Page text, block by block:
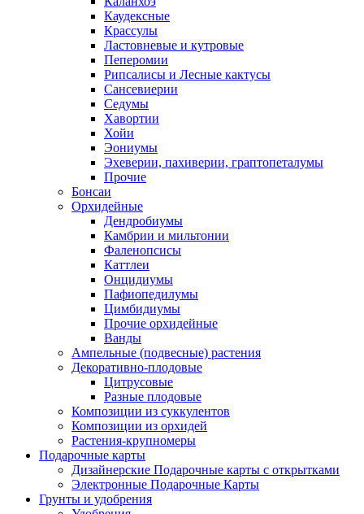
Каудексные
Крассулы
Ластовневые и кутровые
Пеперомии
Рипсалисы и Лесные кактусы
Сансевиерии
Седумы
Хавортии
Хойи
Эониумы
Эхеверии, пахиверии, граптопеталумы
Прочие
Бонсаи
Орхидейные
Дендробиумы
Камбрии и мильтонии
Фаленопсисы
Каттлеи
Онцидиумы
Пафиопедилумы
Цимбидиумы
Прочие орхидейные
Ванды
Ампельные (подвесные) растения
Декоративно-плодовые
Цитрусовые
Разные плодовые
Композиции из суккулентов
Композиции из орхидей
Растения-крупномеры
Подарочные карты
Дизайнерские Подарочные карты с открытками
Электронные Подарочные Карты
Грунты и удобрения